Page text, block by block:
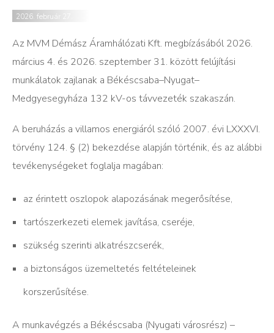
2026. február 27.
Az MVM Démász Áramhálózati Kft. megbízásából 2026.
március 4. és 2026. szeptember 31. között felújítási
munkálatok zajlanak a Békéscsaba–Nyugat–
Medgyesegyháza 132 kV-os távvezeték szakaszán.
A beruházás a villamos energiáról szóló 2007. évi LXXXVI.
törvény 124. § (2) bekezdése alapján történik, és az alábbi
tevékenységeket foglalja magában:
az érintett oszlopok alapozásának megerősítése,
tartószerkezeti elemek javítása, cseréje,
szükség szerinti alkatrészcserék,
a biztonságos üzemeltetés feltételeinek
korszerűsítése.
A munkavégzés a Békéscsaba (Nyugati városrész) –